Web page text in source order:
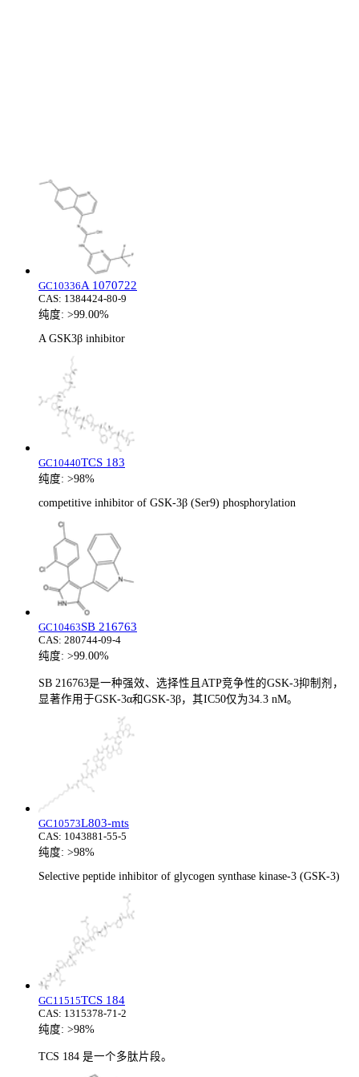
GC10336A 1070722
CAS: 1384424-80-9
纯度: >99.00%
A GSK3β inhibitor
GC10440TCS 183
纯度: >98%
competitive inhibitor of GSK-3β (Ser9) phosphorylation
GC10463SB 216763
CAS: 280744-09-4
纯度: >99.00%
SB 216763是一种强效、选择性且ATP竞争性的GSK-3抑制剂，
显著作用于GSK-3α和GSK-3β，其IC50仅为34.3 nM。
GC10573L803-mts
CAS: 1043881-55-5
纯度: >98%
Selective peptide inhibitor of glycogen synthase kinase-3 (GSK-3)
GC11515TCS 184
CAS: 1315378-71-2
纯度: >98%
TCS 184 是一个多肽片段。